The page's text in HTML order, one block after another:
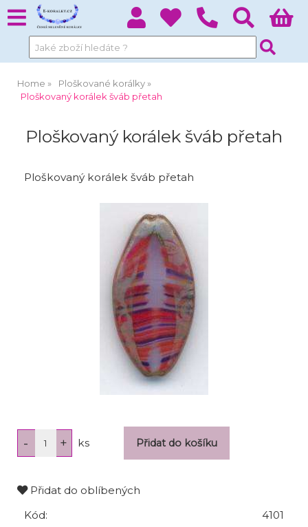
Home
Ploškované korálky
Ploškovaný korálek šváb přetah
Ploškovaný korálek šváb přetah
Ploškovaný korálek šváb přetah
ks
Přidat do oblíbených
Kód:
4101